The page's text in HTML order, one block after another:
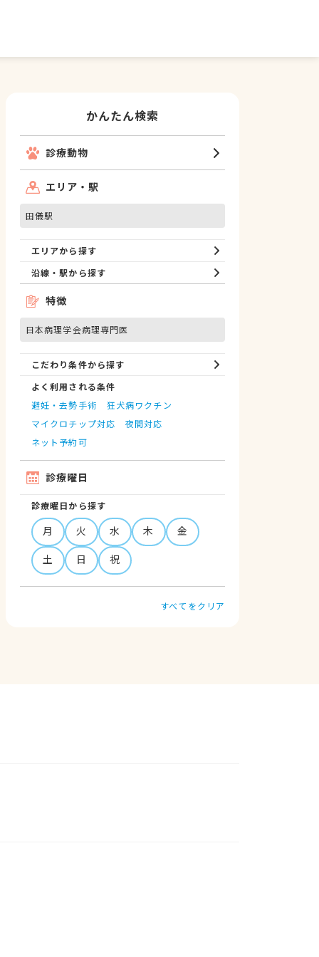
かんたん検索
診療動物
エリア・駅
田儀駅
エリアから探す
沿線・駅から探す
特徴
日本病理学会病理専門医
こだわり条件から探す
よく利用される条件
避妊・去勢手術
狂犬病ワクチン
マイクロチップ対応
夜間対応
ネット予約可
診療曜日
診療曜日から探す
月 火 水 木
金
土
日 祝
すべてをクリア